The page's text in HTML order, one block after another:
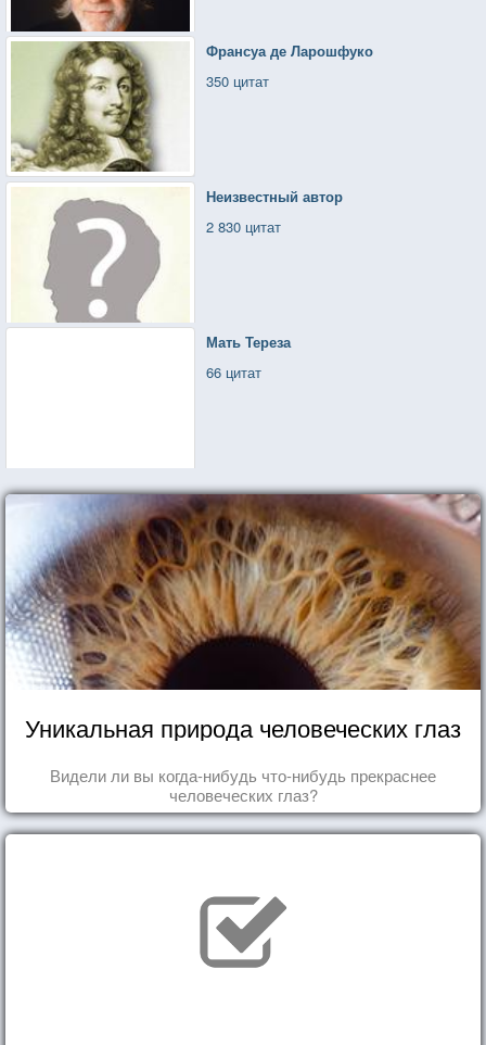
Франсуа де Ларошфуко
350 цитат
Неизвестный автор
2 830 цитат
Мать Тереза
66 цитат
Уникальная природа человеческих глаз
Видели ли вы когда-нибудь что-нибудь прекраснее
человеческих глаз?